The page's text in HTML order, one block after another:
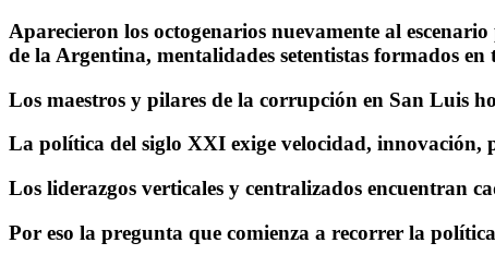
Aparecieron los octogenarios nuevamente al
de la Argentina, mentalidades setentistas formados
Los maestros y pilares de la corrupción en San Luis
La política del siglo XXI exige velocidad, innovación,
Los liderazgos verticales y centralizados encuentran
Por eso la pregunta que comienza a recorrer la